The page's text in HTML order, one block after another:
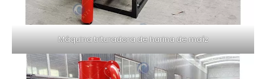
Máquina trituradora de harina de maíz